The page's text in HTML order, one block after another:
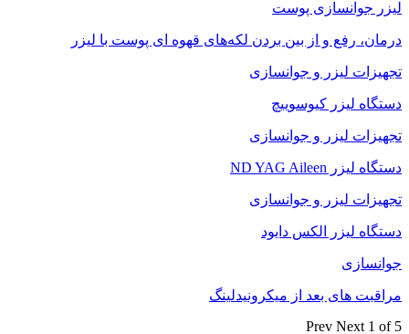
لیزر جوانسازی پوست
درمان، رفع و از بین بردن لکه‌های قهوه ای پوست با لیزر
تجهیزات لیزر و جوانسازی
دستگاه لیزر کیوسوییچ
تجهیزات لیزر و جوانسازی
دستگاه لیزر ND YAG Aileen
تجهیزات لیزر و جوانسازی
دستگاه لیزر الکس دایود
جوانسازی
مراقبت های بعد از میکرونیدلینگ
Prev Next 1 of 5